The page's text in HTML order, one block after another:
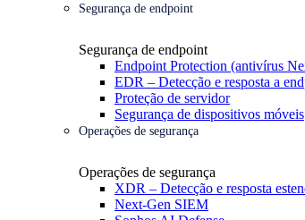
Segurança de endpoint
Segurança de endpoint
Endpoint Protection (antivírus
EDR – Detecção e resposta a
Proteção de servidor
Segurança de dispositivos móveis
Operações de segurança
Operações de segurança
XDR – Detecção e resposta
Next-Gen SIEM